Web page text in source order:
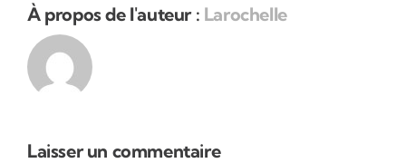
À propos de l'auteur : Larochelle
Laisser un commentaire